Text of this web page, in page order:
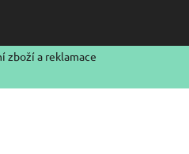
zboží a reklamace